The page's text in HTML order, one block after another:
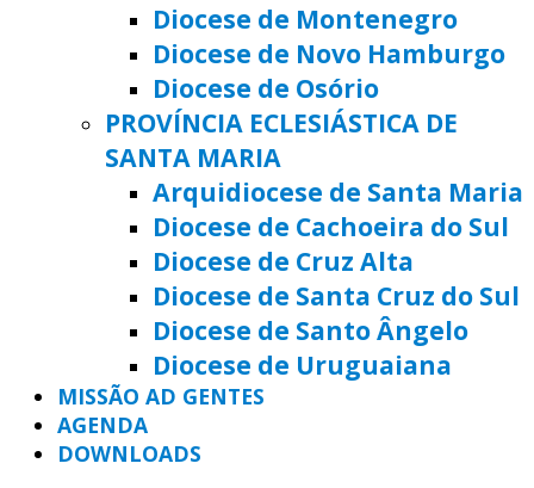
Diocese de Montenegro
Diocese de Novo Hamburgo
Diocese de Osório
PROVÍNCIA ECLESIÁSTICA DE
SANTA MARIA
Arquidiocese de Santa Maria
Diocese de Cachoeira do Sul
Diocese de Cruz Alta
Diocese de Santa Cruz do Sul
Diocese de Santo Ângelo
Diocese de Uruguaiana
MISSÃO AD GENTES
AGENDA
DOWNLOADS